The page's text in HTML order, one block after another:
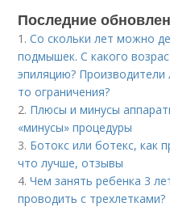
Последние
1.Со скольки лет можно
подмышек. С какого
эпиляцию? Производители
то ограничения?
2. Плюсы и минусы
«минусы» процедуры
3. Ботокс или ботекс, как
что лучше, отзывы
4.Чем занять ребенка 3
проводить с трехлетками?